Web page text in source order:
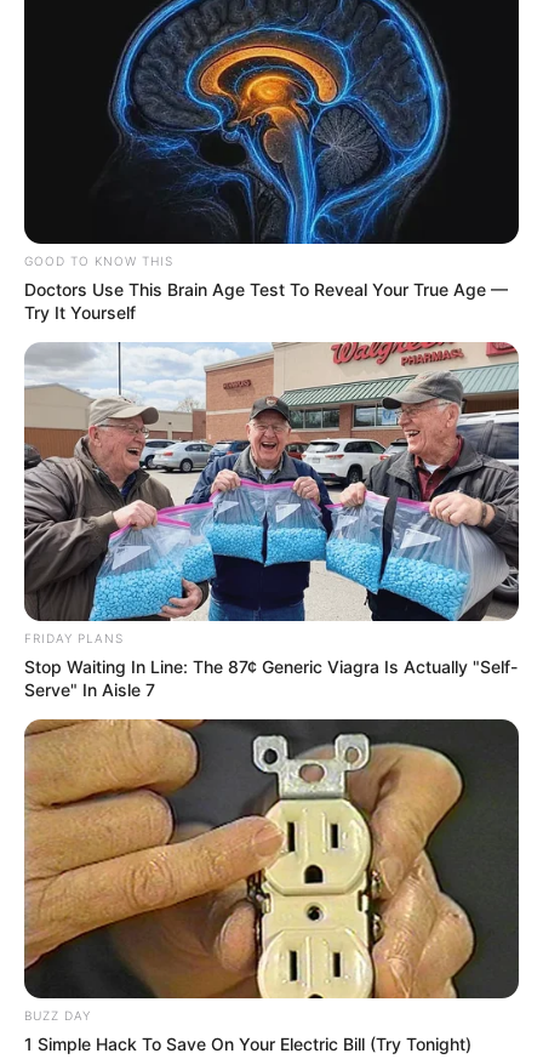
GOOD TO KNOW THIS
Doctors Use This Brain Age Test To Reveal Your True Age —
Try It Yourself
FRIDAY PLANS
Stop Waiting In Line: The 87¢ Generic Viagra Is Actually "Self-
Serve" In Aisle 7
BUZZ DAY
1 Simple Hack To Save On Your Electric Bill (Try Tonight)